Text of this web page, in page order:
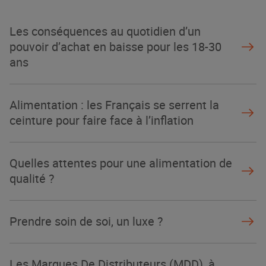
NOTRE MODÈLE
Les conséquences au quotidien d’un
pouvoir d’achat en baisse pour les 18-30
ans
Alimentation : les Français se serrent la
ceinture pour faire face à l’inflation
Quelles attentes pour une alimentation de
qualité ?
Prendre soin de soi, un luxe ?